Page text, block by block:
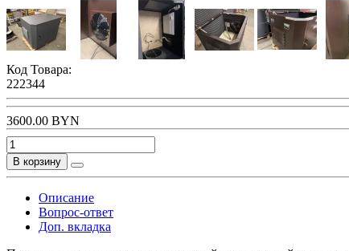
Код Товара:
222344
3600.00 BYN
В корзину
Описание
Вопрос-ответ
Доп. вкладка